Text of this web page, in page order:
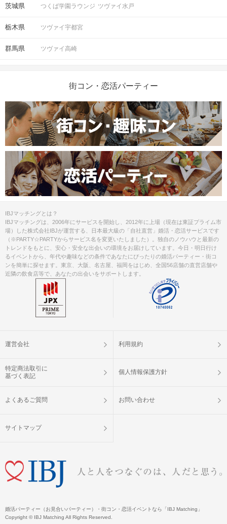
茨城県 つくば学園ラウンジ ツヴァイ水戸
栃木県 ツヴァイ宇都宮
群馬県 ツヴァイ高崎
街コン・恋活パーティー
IBJマッチングとは？
IBJマッチングは、2006年にサービスを開始し、2012年に上場（現在は東証プライム市
場）した株式会社IBJが運営する、日本最大級の「自社直営」婚活・恋活サービスです
（※PARTY☆PARTYからサービス名を変更いたしました）。独自のノウハウと最新の
トレンドをもとに、安心・安全な出会いの環境をお届けしています。今日・明日行け
るイベントから、年代や趣味などの条件であなたにぴったりの婚活パーティー・街コ
ンを簡単に探せます。東京、大阪、名古屋、福岡をはじめ、全国56店舗の直営店舗や
近隣の飲食店等で、あなたの出会いをサポートします。
運営会社 利用規約
特定商法取引に
基づく表記
個人情報保護方針
よくあるご質問 お問い合わせ
サイトマップ
婚活パーティー（お見合いパーティー）・街コン・恋活イベントなら「IBJ Matching」
Copyright © IBJ Matching All Rights Reserved.